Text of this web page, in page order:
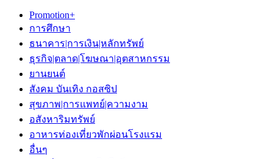
Promotion+
การศึกษา
ธนาคาร|การเงิน|หลักทรัพย์
ธุรกิจ|ตลาด|โฆษณา|อุตสาหกรรม
ยานยนต์
สังคม บันเทิง กอสซิป
สุขภาพ|การแพทย์|ความงาม
อสังหาริมทรัพย์
อาหารท่องเที่ยวพักผ่อนโรงแรม
อื่นๆ